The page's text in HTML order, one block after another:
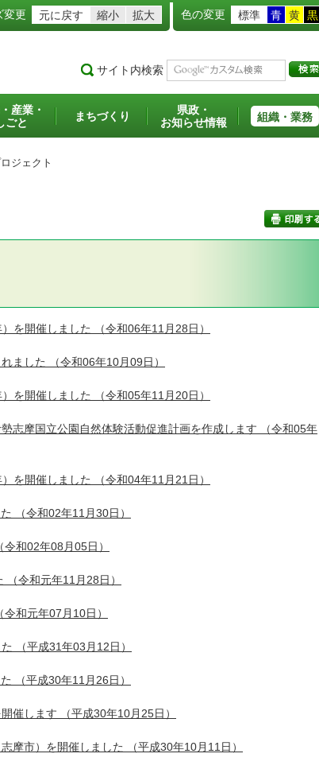
変更 元に戻す 縮小 拡大 色の変更 標準 青 黄 黒
サイト内検索
産業・
ごと
まちづくり
県政・
お知らせ情報
組織・業務
ジェクト
を開催しました （令和06年11月28日）
ました （令和06年10月09日）
を開催しました （令和05年11月20日）
志摩国立公園自然体験活動促進計画を作成します （令和05年
を開催しました （令和04年11月21日）
（令和02年11月30日）
令和02年08月05日）
（令和元年11月28日）
令和元年07月10日）
（平成31年03月12日）
（平成30年11月26日）
催します （平成30年10月25日）
摩市）を開催しました （平成30年10月11日）